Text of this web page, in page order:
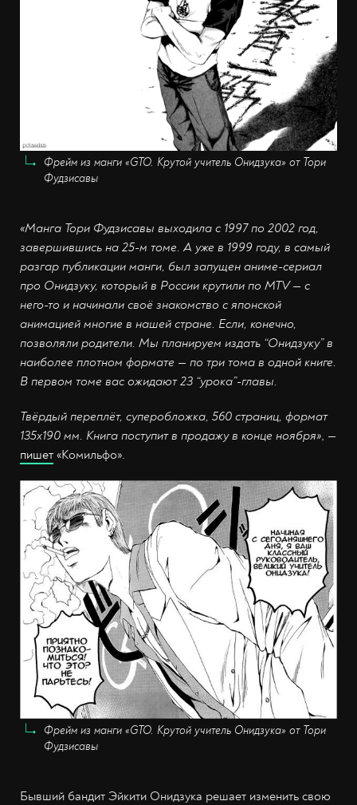
Фрейм из манги «GTO. Крутой учитель Онидзука» от Тори
Фудзисавы
«Манга Тори Фудзисавы выходила с 1997 по 2002 год,
завершившись на 25-м томе. А уже в 1999 году, в самый
разгар публикации манги, был запущен аниме-сериал
про Онидзуку, который в России крутили по MTV — с
него-то и начинали своё знакомство с японской
анимацией многие в нашей стране. Если, конечно,
позволяли родители. Мы планируем издать “Онидзуку” в
наиболее плотном формате — по три тома в одной книге.
В первом томе вас ожидают 23 “урока”-главы.
Твёрдый переплёт, суперобложка, 560 страниц, формат
135x190 мм. Книга поступит в продажу в конце ноября», —
пишет «Комильфо».
Фрейм из манги «GTO. Крутой учитель Онидзука» от Тори
Фудзисавы
Бывший бандит Эйкити Онидзука решает изменить свою